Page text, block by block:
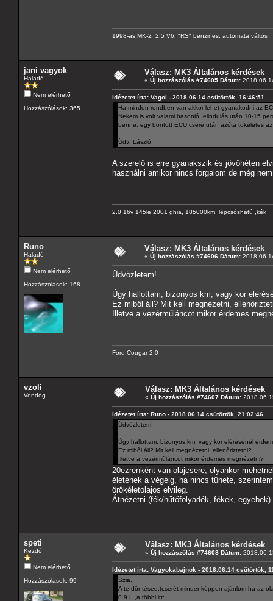
1998-as MK-2 2,5 V6, "RS" benzines, automata váltós
jani vagyok
Haladó
Nem elérhető
Hozzászólások: 365
Válasz: MK3 Általános kérdések
« Új hozzászólás #74605 Dátum:
Idézetet írta: Vagol - 2018.06.14 csütörtök, 16:46:51
Ha minden rendben van akkor lehet gyanakodni az
Nekem is volt valami hasonló, elindulás után 10-15
benne, egy bontott ECU csere után azóta tökéletes
Üdv: László
A szerelő is erre gyanakszik és jövőhéten
használni amikor nincs forgalom de még
2.0 16v 145le 2001 ghia, 185000km, lépcsőshátú ,kék
Runo
Haladó
Nem elérhető
Hozzászólások: 168
Válasz: MK3 Általános kérdések
« Új hozzászólás #74606 Dátum:
Üdvözletem!
Úgy hallottam, bizonyos km, vagy kor
Ez miből áll? Mit kell megnézetni,
Illetve a vezérműláncot mikor érdemes
Ford Cougar 2.0
vzoli
Vendég
Válasz: MK3 Általános kérdések
« Új hozzászólás #74607 Dátum:
Idézetet írta: Runo - 2018.06.14 csütörtök, 21:02:46
Üdvözletem!
Úgy hallottam, bizonyos km, vagy kor elérésénél
Ez miből áll? Mit kell megnézetni, ellenőriztetni?
Illetve a vezérműláncot mikor érdemes megnézetni?
20ezrenként van olajcsere, olyankor
életének a végéig, ha nincs tünete,
örökéletolajos elvileg.
Átnézetni (fék/hűtőfolyadék, fékek, egyebek)
speti
Kezdő
Nem elérhető
Hozzászólások: 99
Válasz: MK3 Általános kérdések
« Új hozzászólás #74608 Dátum:
Idézetet írta: Vagyokabajnok - 2018.06.14 csütörtök,
Szia.
A te döntésed,(cserét mindenképpen ajánlom,ha az
0.9 L ,a többi itt: